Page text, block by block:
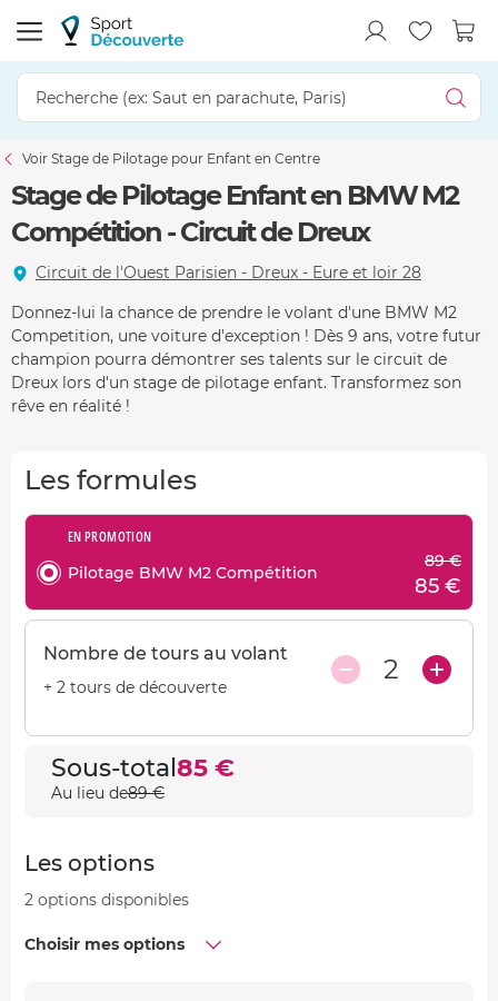
Voir Stage de Pilotage pour Enfant en Centre
Stage de Pilotage Enfant en BMW M2
Compétition - Circuit de Dreux
Circuit de l'Ouest Parisien - Dreux - Eure et loir 28
Donnez-lui la chance de prendre le volant d'une BMW M2
Competition, une voiture d'exception ! Dès 9 ans, votre futur
champion pourra démontrer ses talents sur le circuit de
Dreux lors d'un stage de pilotage enfant. Transformez son
rêve en réalité !
Les formules
EN PROMOTION
Pilotage BMW M2 Compétition
89 €
85 €
Nombre de tours au volant
+ 2 tours de découverte
2
Sous-total85 €
Au lieu de89 €
Les options
2 options disponibles
Choisir mes options